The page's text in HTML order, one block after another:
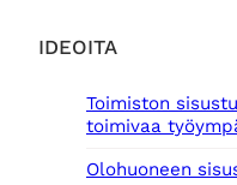
IDEOITA
Toimiston
toimivaa
Olohuoneen